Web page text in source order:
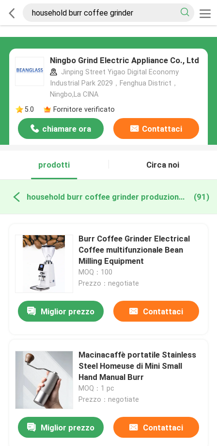
Ningbo Grind Electric Appliance Co., Ltd
Jinping Street Yigao Digital Economy
Industrial Park 2029，Fenghua District，
Ningbo,La CINA
5.0
Fornitore verificato
chiamare ora Contattaci
prodotti Circa noi
household burr coffee grinder produzione online (91)
Burr Coffee Grinder Electrical
Coffee multifunzionale Bean
Milling Equipment
MOQ：100
Prezzo：negotiate
Miglior prezzo Contattaci
Macinacaffè portatile Stainless
Steel Homeuse di Mini Small
Hand Manual Burr
MOQ：1 pc
Prezzo：negotiate
Miglior prezzo Contattaci